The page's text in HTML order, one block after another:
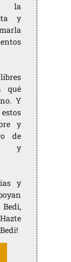
la
y
qué
Y
y
de
y
y